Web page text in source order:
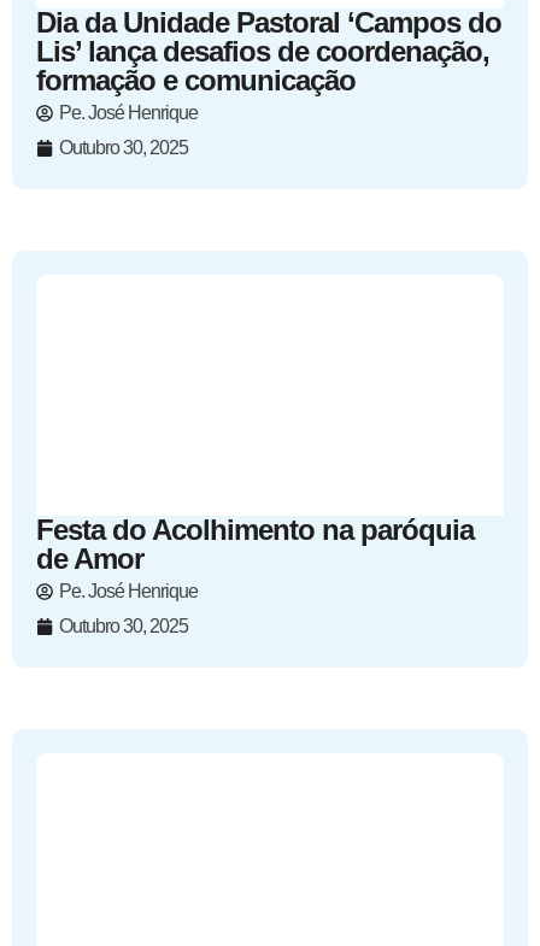
Dia da Unidade Pastoral ‘Campos do
Lis’ lança desafios de coordenação,
formação e comunicação
Pe. José Henrique
Outubro 30, 2025
Festa do Acolhimento na paróquia
de Amor
Pe. José Henrique
Outubro 30, 2025